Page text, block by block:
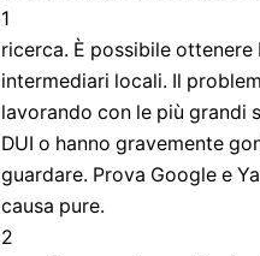
1
ricerca. È possibile
intermediari locali. Il
lavorando con le più grandi
DUI o hanno gravemente
guardare. Prova Google e
causa pure.
2